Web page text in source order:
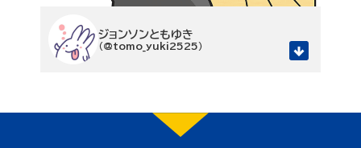
ジョンソンともゆき
（@tomo_yuki2525）